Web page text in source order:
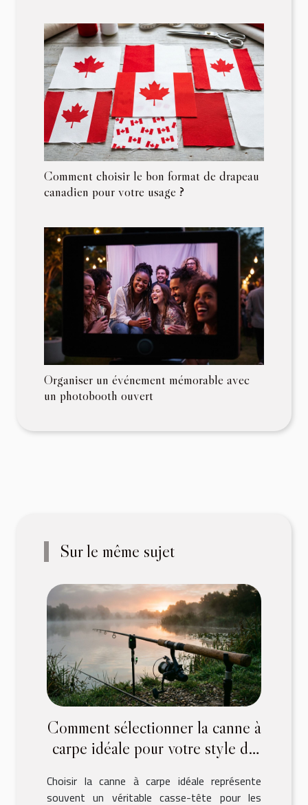
Comment choisir le bon format de drapeau
canadien pour votre usage ?
Organiser un événement mémorable avec
un photobooth ouvert
Sur le même sujet
Comment sélectionner la canne à
carpe idéale pour votre style de
Choisir la canne à carpe idéale représente
souvent un véritable casse-tête pour les